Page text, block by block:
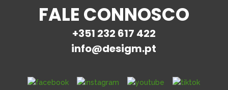
FALE CONNOSCO
+351 232 617 422
info@desigm.pt